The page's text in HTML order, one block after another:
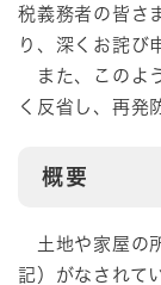
税義務者の皆さ
り、深くお詫び
また、このよ
く反省し、再発
概要
土地や家屋の
記）がなされて